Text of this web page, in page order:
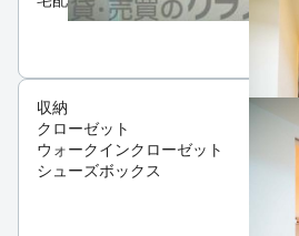
収納
クローゼット
ウォークインクローゼット
シューズボックス